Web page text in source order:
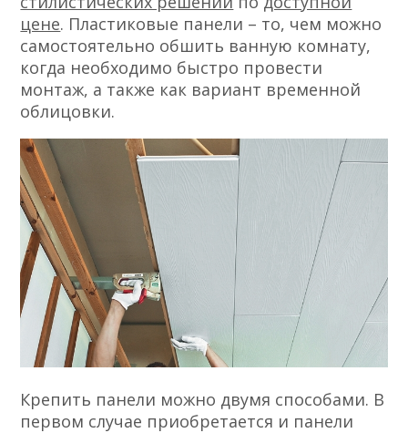
цене. Пластиковые панели – то, чем можно
самостоятельно обшить ванную комнату,
когда необходимо быстро провести
монтаж, а также как вариант временной
облицовки.
Крепить панели можно двумя способами. В
первом случае приобретается и панели